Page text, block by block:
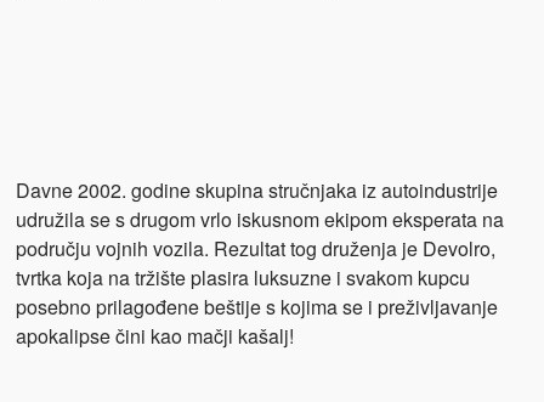
Davne 2002. godine skupina stručnjaka iz autoindustrije
udružila se s drugom vrlo iskusnom ekipom eksperata na
području vojnih vozila. Rezultat tog druženja je Devolro,
tvrtka koja na tržište plasira luksuzne i svakom kupcu
posebno prilagođene beštije s kojima se i preživljavanje
apokalipse čini kao mačji kašalj!